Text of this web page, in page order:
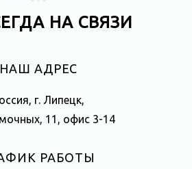
НА СВЯЗИ
НАШ АДРЕС
г. Липецк,
11, офис 3-14
РАБОТЫ